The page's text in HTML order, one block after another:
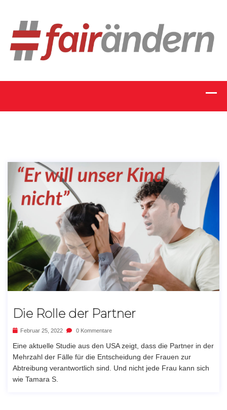
Die Rolle der Partner
Februar 25, 2022 0 Kommentare
Eine aktuelle Studie aus den USA zeigt, dass die Partner in der
Mehrzahl der Fälle für die Entscheidung der Frauen zur
Abtreibung verantwortlich sind. Und nicht jede Frau kann sich
wie Tamara S.